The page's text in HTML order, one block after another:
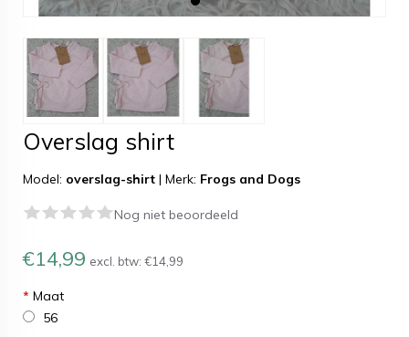
Overslag shirt
Model: overslag-shirt | Merk: Frogs and Dogs
Nog niet beoordeeld
€14,99 excl. btw: €14,99
* Maat
56